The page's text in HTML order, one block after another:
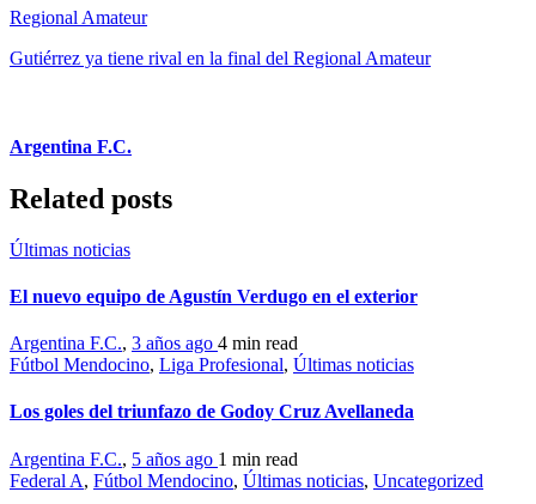
Regional Amateur
Gutiérrez ya tiene rival en la final del Regional Amateur
Argentina F.C.
Related posts
Últimas noticias
El nuevo equipo de Agustín Verdugo en el exterior
Argentina F.C., 3 años ago 4 min read
Fútbol Mendocino, Liga Profesional, Últimas noticias
Los goles del triunfazo de Godoy Cruz Avellaneda
Argentina F.C., 5 años ago 1 min read
Federal A, Fútbol Mendocino, Últimas noticias, Uncategorized